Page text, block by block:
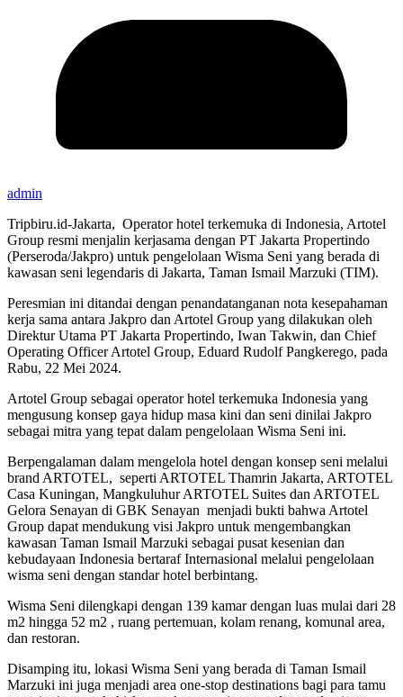
admin
Tripbiru.id-Jakarta, Operator hotel terkemuka di Indonesia, Artotel
Group resmi menjalin kerjasama dengan PT Jakarta Propertindo
(Perseroda/Jakpro) untuk pengelolaan Wisma Seni yang berada di
kawasan seni legendaris di Jakarta, Taman Ismail Marzuki (TIM).
Peresmian ini ditandai dengan penandatanganan nota kesepahaman
kerja sama antara Jakpro dan Artotel Group yang dilakukan oleh
Direktur Utama PT Jakarta Propertindo, Iwan Takwin, dan Chief
Operating Officer Artotel Group, Eduard Rudolf Pangkerego, pada
Rabu, 22 Mei 2024.
Artotel Group sebagai operator hotel terkemuka Indonesia yang
mengusung konsep gaya hidup masa kini dan seni dinilai Jakpro
sebagai mitra yang tepat dalam pengelolaan Wisma Seni ini.
Berpengalaman dalam mengelola hotel dengan konsep seni melalui
brand ARTOTEL, seperti ARTOTEL Thamrin Jakarta, ARTOTEL
Casa Kuningan, Mangkuluhur ARTOTEL Suites dan ARTOTEL
Gelora Senayan di GBK Senayan menjadi bukti bahwa Artotel
Group dapat mendukung visi Jakpro untuk mengembangkan
kawasan Taman Ismail Marzuki sebagai pusat kesenian dan
kebudayaan Indonesia bertaraf Internasional melalui pengelolaan
wisma seni dengan standar hotel berbintang.
Wisma Seni dilengkapi dengan 139 kamar dengan luas mulai dari 28
m2 hingga 52 m2 , ruang pertemuan, kolam renang, komunal area,
dan restoran.
Disamping itu, lokasi Wisma Seni yang berada di Taman Ismail
Marzuki ini juga menjadi area one-stop destinations bagi para tamu